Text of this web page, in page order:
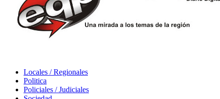
Locales / Regionales
Politica
Policiales / Judiciales